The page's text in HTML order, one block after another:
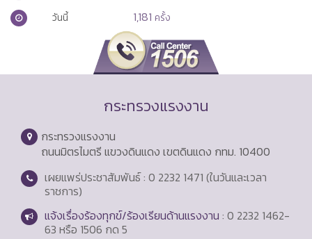
วันนี้
1,181 ครั้ง
กระทรวงแรงงาน
กระทรวงแรงงาน
ถนนมิตรไมตรี แขวงดินแดง เขตดินแดง กทม. 10400
เผยแพร่ประชาสัมพันธ์ : 0 2232 1471 (ในวันและเวลา
ราชการ)
แจ้งเรื่องร้องทุกข์/ร้องเรียนด้านแรงงาน : 0 2232 1462-
63 หรือ 1506 กด 5